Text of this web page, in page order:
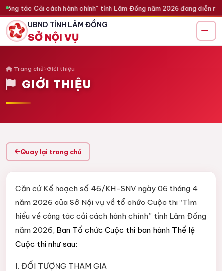
tác Cải cách hành chính" tỉnh Lâm Đồng năm 2026 đang diễn
UBND TỈNH LÂM ĐỒNG
SỞ NỘI VỤ
Trang chủ Giới thiệu
GIỚI THIỆU
Quay lại trang chủ
Căn cứ Kế hoạch số 46/KH-SNV ngày 06 tháng 4
năm 2026 của Sở Nội vụ về tổ chức Cuộc thi “Tìm
hiểu về công tác cải cách hành chính” tỉnh Lâm Đồng
năm 2026, Ban Tổ chức Cuộc thi ban hành Thể lệ
Cuộc thi như sau:
I. ĐỐI TƯỢNG THAM GIA